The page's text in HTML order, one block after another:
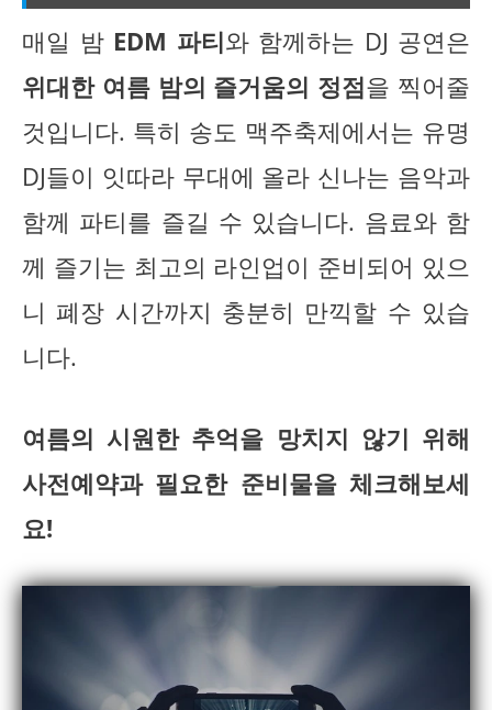
매일 밤 EDM 파티와 함께하는 DJ 공연은
위대한 여름 밤의 즐거움의 정점을 찍어줄
것입니다. 특히 송도 맥주축제에서는 유명
DJ들이 잇따라 무대에 올라 신나는 음악과
함께 파티를 즐길 수 있습니다. 음료와 함
께 즐기는 최고의 라인업이 준비되어 있으
니 폐장 시간까지 충분히 만끽할 수 있습
니다.
여름의 시원한 추억을 망치지 않기 위해
사전예약과 필요한 준비물을 체크해보세
요!